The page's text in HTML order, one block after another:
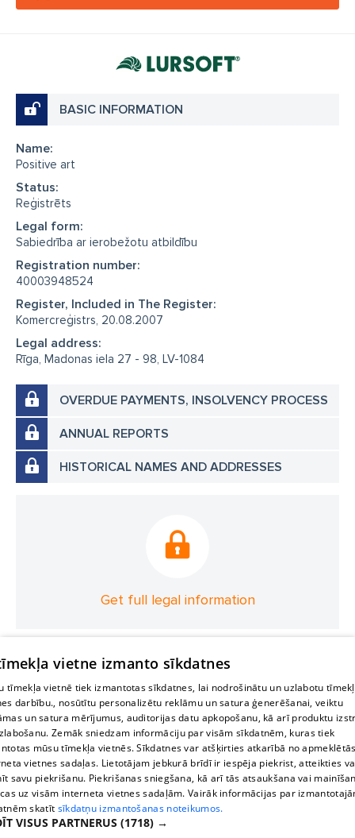
BASIC INFORMATION
Name:
Positive art
Status:
Reģistrēts
Legal form:
Sabiedrība ar ierobežotu atbildību
Registration number:
40003948524
Register, Included in The Register:
Komercreģistrs, 20.08.2007
Legal address:
Rīga, Madonas iela 27 - 98, LV-1084
OVERDUE PAYMENTS, INSOLVENCY PROCESS
ANNUAL REPORTS
HISTORICAL NAMES AND ADDRESSES
Get full legal information
vietne izmanto sīkdatnes
tīmekļa vietnē tiek izmantotas sīkdatnes, lai nodrošinātu un uzlabotu
darbību., nosūtītu personalizētu reklāmu un satura ģenerēšanai, veiktu
un satura mērījumus, auditorijas datu apkopošanu, kā arī produktu
Zemāk sniedzam informāciju par visām sīkdatnēm, kuras tiek
mūsu tīmekļa vietnēs. Sīkdatnes var atšķirties atkarībā no
vietnes sadaļas. Lietotājam jebkurā brīdī ir iespēja piekrist, atteikties
savu piekrišanu. Piekrišanas sniegšana, kā arī tās atsaukšana vai
uz visām interneta vietnes sadaļām. Vairāk informācijas par
skatīt sīkdatņu izmantošanas noteikumos.
VISUS PARTNERUS (1718) →